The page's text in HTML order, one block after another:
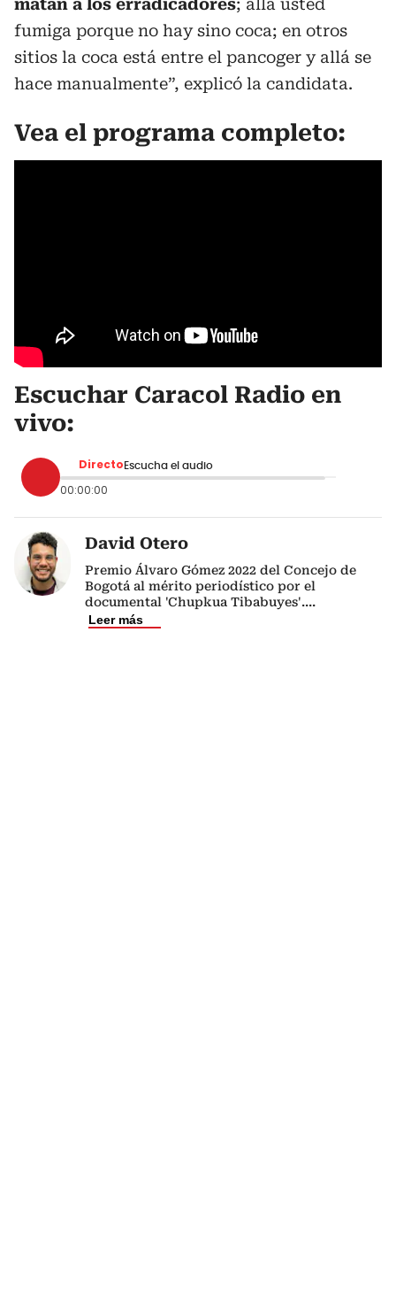
matan a los erradicadores; allá usted
fumiga porque no hay sino coca; en otros
sitios la coca está entre el pancoger y allá se
hace manualmente”, explicó la candidata.
Vea el programa completo:
Escuchar Caracol Radio en
vivo:
Directo Escucha el audio
00:00:00
David Otero
Premio Álvaro Gómez 2022 del Concejo de
Bogotá al mérito periodístico por el
documental 'Chupkua Tibabuyes'....
Leer más